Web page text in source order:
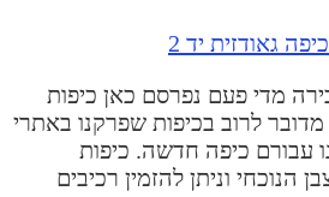
גאודזית יד 2
יד 2 למכירה מדי פעם נפרסם כאן כיפות
למכירה. מדובר לרוב בכיפות שפרקנו באתרי
כיפה חדשה. כיפות
וניתן להזמין רכיבים